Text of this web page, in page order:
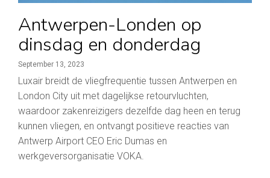
Antwerpen-Londen op
dinsdag en donderdag
September 13, 2023
Luxair breidt de vliegfrequentie tussen Antwerpen en
London City uit met dagelijkse retourvluchten,
waardoor zakenreizigers dezelfde dag heen en terug
kunnen vliegen, en ontvangt positieve reacties van
Antwerp Airport CEO Eric Dumas en
werkgeversorganisatie VOKA.